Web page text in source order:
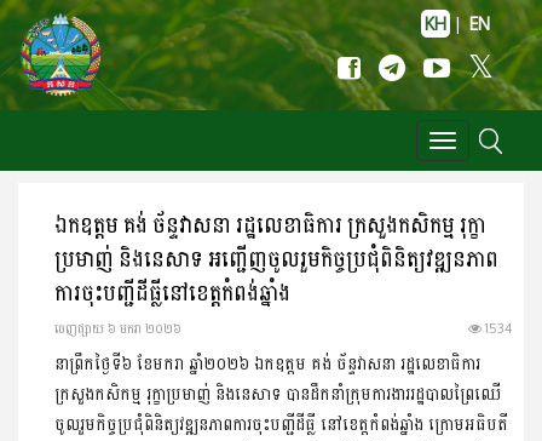
KH | EN
Toggle
navigation
ឯកឧត្តម គង់ ច័ន្ទវាសនា រដ្ឋលេខាធិការ​ ក្រសួងកសិកម្ម រុក្ខា
ប្រមាញ់ និងនេសាទ អញ្ជើញចូលរួមកិច្ចប្រជុំពិនិត្យវឌ្ឍនភាព​
ការចុះបញ្ជីដីធ្លីនៅខេត្តកំពង់ឆ្នាំង
ចេញ​ផ្សាយ​ ៦ មករា ២០២៦ 1534
នាព្រឹកថ្ងៃទី៦ ខែមករា ឆ្នាំ២០២៦ ឯកឧត្តម គង់ ច័ន្ទវាសនា រដ្ឋលេខាធិការ
ក្រសួងកសិកម្ម រុក្ខាប្រមាញ់ និងនេសាទ បានដឹកនាំក្រុមការងាររដ្ឋបាលព្រៃឈេី
ចូលរួមកិច្ចប្រជុំ​ពិនិត្យវឌ្ឍនភាពការចុះបញ្ជីដីធ្លី​ នៅខេត្តកំពង់ឆ្នាំង ក្រោមអធិបតី